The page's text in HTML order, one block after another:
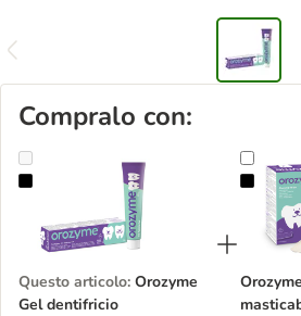
Compralo con:
Orozyme Gel dentifricio
Questo articolo: Orozyme
Gel dentifricio